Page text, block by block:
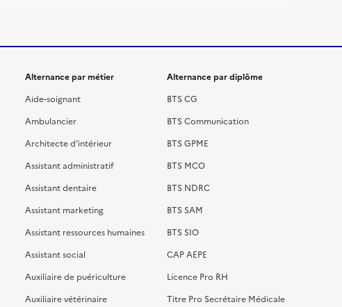
Alternance par métier
Aide-soignant
Ambulancier
Architecte d'intérieur
Assistant administratif
Assistant dentaire
Assistant marketing
Assistant ressources humaines
Assistant social
Auxiliaire de puériculture
Auxiliaire vétérinaire
Alternance par diplôme
BTS CG
BTS Communication
BTS GPME
BTS MCO
BTS NDRC
BTS SAM
BTS SIO
CAP AEPE
Licence Pro RH
Titre Pro Secrétaire Médicale